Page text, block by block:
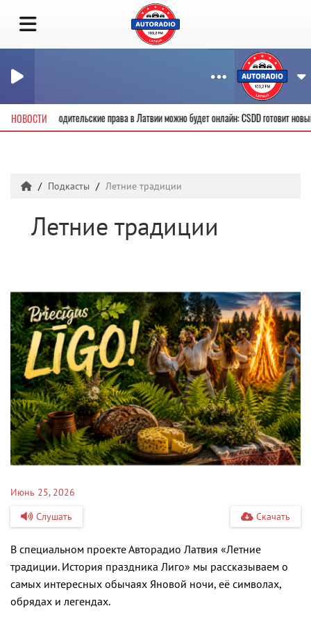
НОВОСТИ
Получить новые водительские права в Латвии можно будет онлайн: CSDD готовит
Подкасты Летние традиции
Летние традиции
Июнь 25, 2026
Слушать
Скачать
В специальном проекте Авторадио Латвия «Летние
традиции. История праздника Лиго» мы рассказываем о
самых интересных обычаях Яновой ночи, её символах,
обрядах и легендах.